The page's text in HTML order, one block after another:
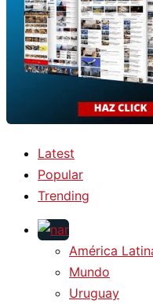
Latest
Popular
Trending
América
Mundo
Uruguay